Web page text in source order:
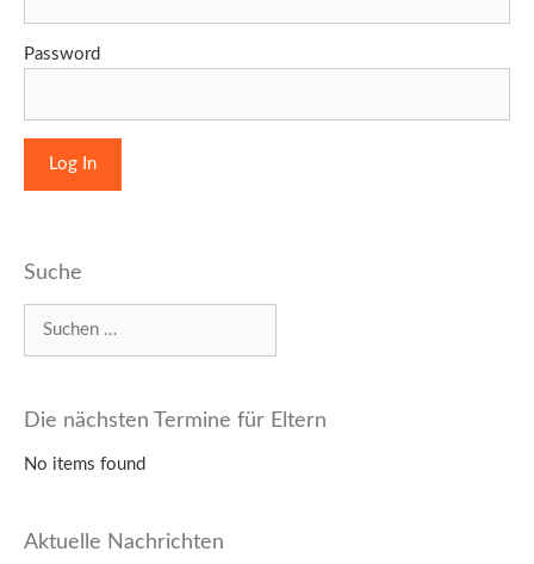
Password
Suche
Die nächsten Termine für Eltern
No items found
Aktuelle Nachrichten